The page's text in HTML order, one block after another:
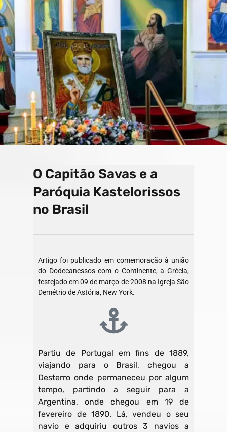
k
p
s
C
h
a
n
el
O Capitão Savas e a
Paróquia Kastelorissos
no Brasil
Artigo foi publicado em comemoração à união
do Dodecanessos com o Continente, a Grécia,
festejado em 09 de março de 2008 na Igreja São
Demétrio de Astória, New York.
Partiu de Portugal em fins de 1889,
viajando para o Brasil, chegou a
Desterro onde permaneceu por algum
tempo, partindo a seguir para a
Argentina, onde chegou em 19 de
fevereiro de 1890. Lá, vendeu o seu
navio e adquiriu outros 3 navios a